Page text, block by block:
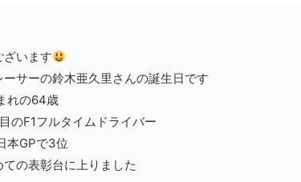
ざいます
ーサーの鈴木亜久里さんの誕生日です
れの64歳
のF1フルタイムドライバー
本GPで3位
ての表彰台に上りました